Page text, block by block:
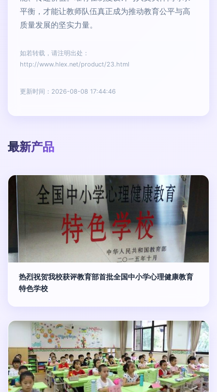
平衡，才能让教师队伍真正成为推动教育公平与高
质量发展的坚实力量。
如若转载，请注明出处：
http://www.hlex.net/product/23.html
更新时间：2026-08-08 17:44:46
最新产品
热烈祝贺我校获评教育部首批全国中小学心理健康教育
特色学校